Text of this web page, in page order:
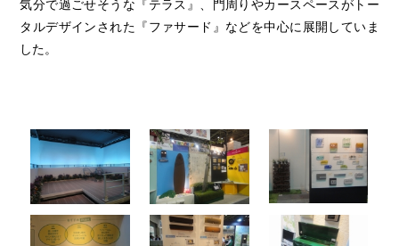
気分で過ごせそうな『テラス』、門周りやカースペースがトー
タルデザインされた『ファサード』などを中心に展開していま
した。